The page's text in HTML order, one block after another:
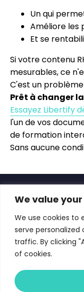
We value
We use cookies to
serve
traffic. By clicking
of cookies.
Un qui
Améliore les
Et se
Si votre contenu
mesurables, ce
C'est un
Prêt à changer
Essayez Libertify
l'un de vos
de formation
Sans aucune
Transforme les
financiers, les
de formation et